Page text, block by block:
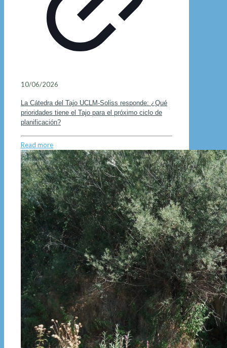
10/06/2026
La Cátedra del Tajo UCLM-Soliss responde: ¿Qué
prioridades tiene el Tajo para el próximo ciclo de
planificación?
Read more